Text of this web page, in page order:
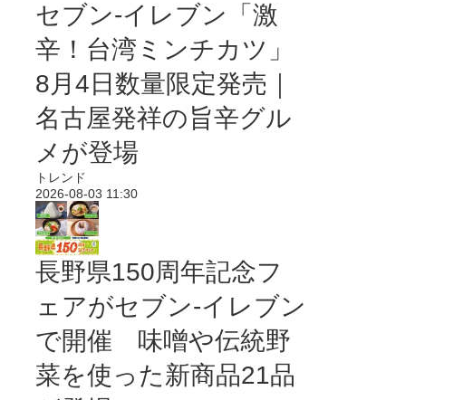
セブン-イレブン「激
辛！台湾ミンチカツ」
8月4日数量限定発売｜
名古屋発祥の旨辛グル
メが登場
トレンド
2026-08-03 11:30
長野県150周年記念フ
ェアがセブン-イレブン
で開催 味噌や伝統野
菜を使った新商品21品